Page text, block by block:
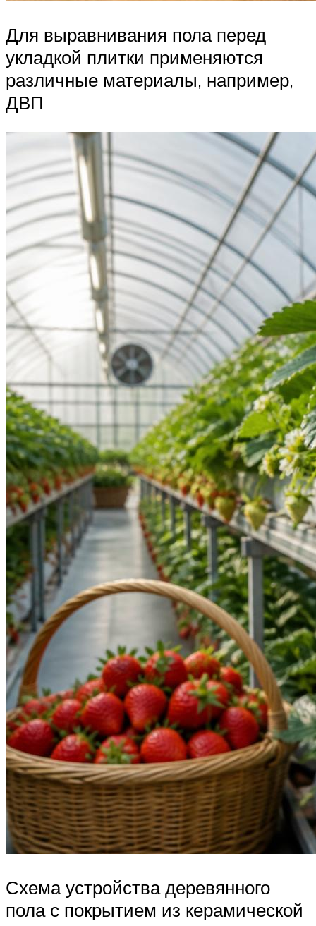
Для выравнивания пола перед
укладкой плитки применяются
различные материалы, например,
ДВП
Схема устройства деревянного
пола с покрытием из керамической